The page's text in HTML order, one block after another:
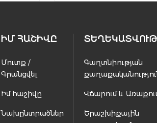
ԻՄ ՀԱՇԻՎԸ
Մուտք /
Գրանցվել
Իմ հաշիվը
Նախընտրածներ
Գաղտնիության
Վճարում և
Երաշխիքային